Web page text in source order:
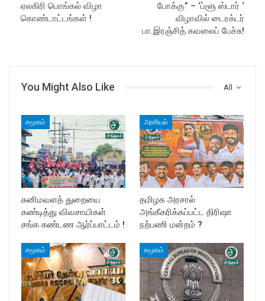
ஏலகிரி பொங்கல் விழா
கொண்டாட்டங்கள் !
போக்கு” – ‘ப்ளூ ஸ்டார் ‘
விழாவில் டைரக்டர்
பா.இரஞ்சித் கவலைப் பேச்சு!
All
You Might Also Like
சமூகம்
கனிமவளத் துறையை
கண்டித்து விவசாயிகள்
சங்க கண்டண ஆர்ப்பாட்டம் !
அரசியல்
தமிழக அரசால்
அங்கீகரிக்கப்பட்ட திரிஷா
நற்பணி மன்றம் ?
சமூகம் சமூகம்